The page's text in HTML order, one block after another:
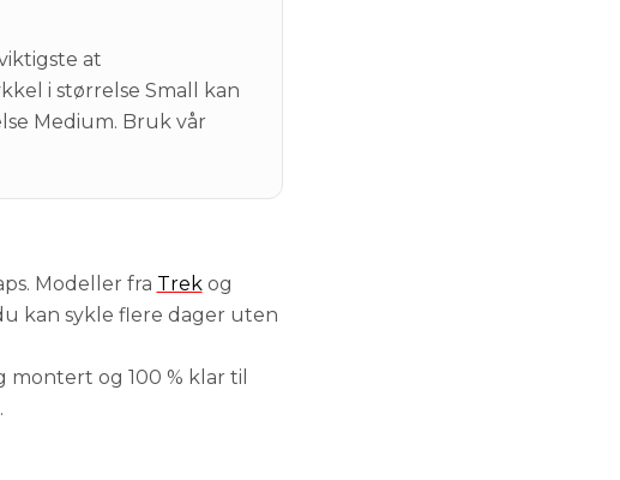
at
i størrelse Small kan
Medium. Bruk vår
Modeller fra Trekog
kan sykle flere dager uten
montert og 100 % klar til
.